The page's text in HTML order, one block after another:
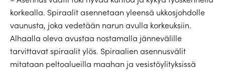
korkealla. Spiraalit asennetaan yleensä ukkosjohdolle
vaunusta, joka vedetään narun avulla korkeuksiin.
Alhaalla oleva avustaa nostamalla jännevälille
tarvittavat spiraalit ylös. Spiraalien asennusvälit
mitataan peltoalueilla maahan ja vesistöylityksissä